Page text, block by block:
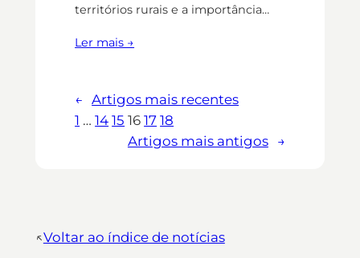
territórios rurais e a importância…
Ler mais →
←
Artigos mais recentes
1 … 14 15 16 17 18
Artigos mais antigos
→
↖︎Voltar ao índice de notícias